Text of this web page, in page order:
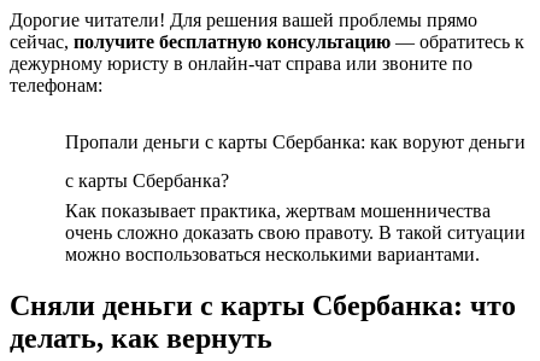
Дорогие читатели! Для решения вашей проблемы прямо
сейчас, получите бесплатную консультацию — обратитесь к
дежурному юристу в онлайн-чат справа или звоните по
телефонам:
Пропали деньги с карты Сбербанка: как воруют деньги
с карты Сбербанка?
Как показывает практика, жертвам мошенничества
очень сложно доказать свою правоту. В такой ситуации
можно воспользоваться несколькими вариантами.
Сняли деньги с карты Сбербанка: что
делать, как вернуть